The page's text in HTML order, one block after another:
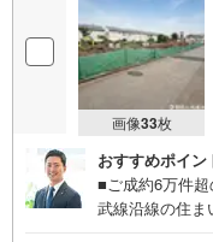
画像33枚
おすすめポイン
■ご成約6万件
武線沿線の住